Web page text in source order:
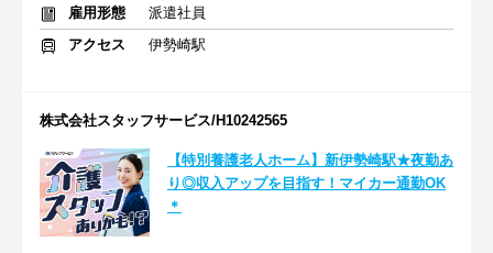
雇用形態
派遣社員
アクセス
伊勢崎駅
株式会社スタッフサービス/H10242565
【特別養護老人ホーム】新伊勢崎駅★夜勤あ
り◎収入アップを目指す！マイカー通勤OK
＊